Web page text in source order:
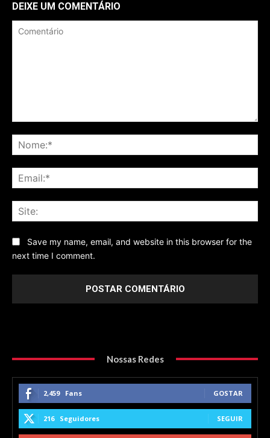
DEIXE UM COMENTÁRIO
Save my name, email, and website in this browser for the
next time I comment.
Nossas Redes
2,459 Fans GOSTAR
216 Seguidores SEGUIR